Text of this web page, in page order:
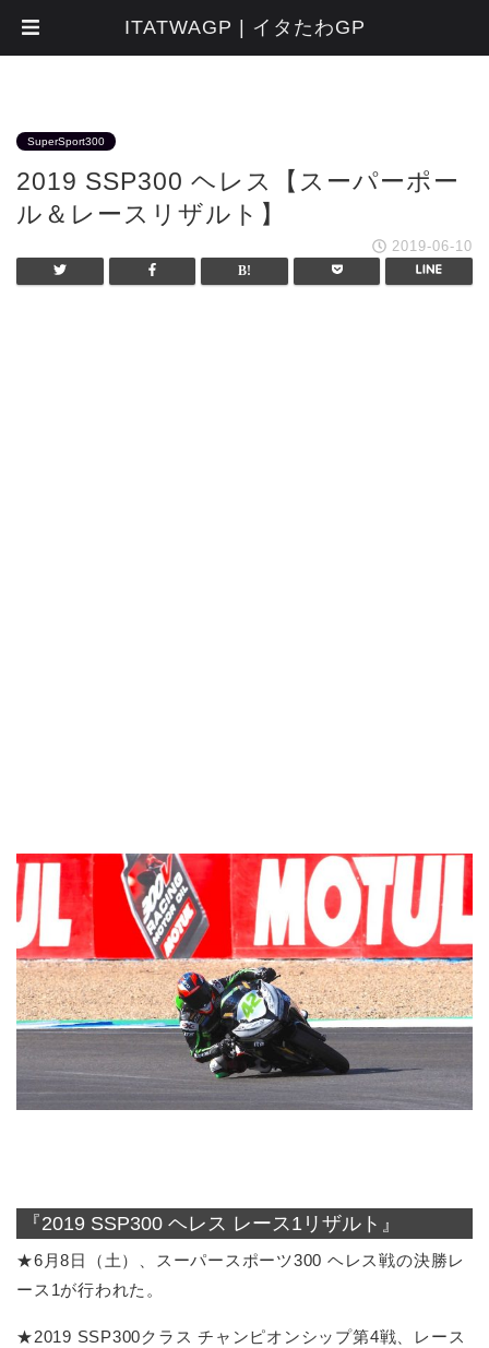
SuperSport300
2019 SSP300 ヘレス【スーパーポー
ル＆レースリザルト】
2019-06-10
『2019 SSP300 ヘレス レース1リザルト』
★6月8日（土）、スーパースポーツ300 ヘレス戦の決勝レ
ース1が行われた。
★2019 SSP300クラス チャンピオンシップ第4戦、レース
ITATWAGP | イタたわGP